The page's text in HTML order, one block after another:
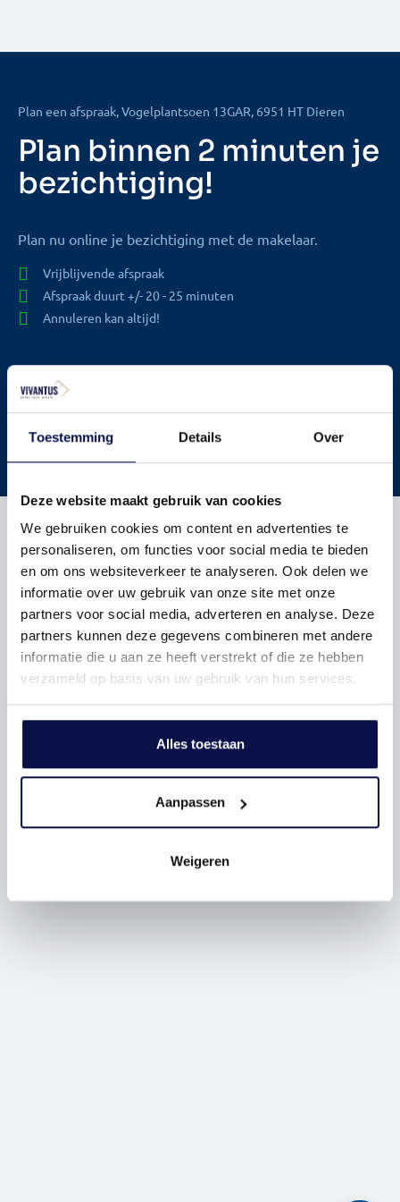
Toestemming Details Over
Deze website maakt gebruik van cookies
We gebruiken cookies om content en advertenties te
personaliseren, om functies voor social media te bieden
en om ons websiteverkeer te analyseren. Ook delen we
informatie over uw gebruik van onze site met onze
partners voor social media, adverteren en analyse. Deze
partners kunnen deze gegevens combineren met andere
informatie die u aan ze heeft verstrekt of die ze hebben
verzameld op basis van uw gebruik van hun services.
Alles toestaan
Aanpassen
Weigeren
Plan een afspraak, Vogelplantsoen 13GAR, 6951 HT Dieren
Plan binnen 2 minuten je
bezichtiging!
Plan nu online je bezichtiging met de makelaar.
Vrijblijvende afspraak
Afspraak duurt +/- 20 - 25 minuten
Annuleren kan altijd!
Heb je hulp nodig? Laat het ons weten
Stel ons een vraag